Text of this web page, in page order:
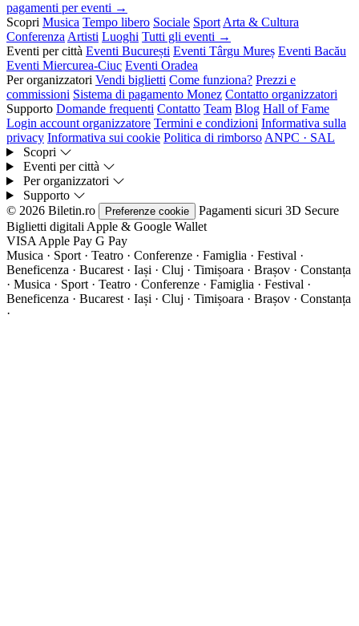
pagamenti per eventi →
Scopri Musica Tempo libero Sociale Sport Arta & Cultura
Conferenza Artisti Luoghi Tutti gli eventi →
Eventi per città Eventi București Eventi Târgu Mureș Eventi Bacău
Eventi Miercurea-Ciuc Eventi Oradea
Per organizzatori Vendi biglietti Come funziona? Prezzi e
commissioni Sistema di pagamento Monez Contatto organizzatori
Supporto Domande frequenti Contatto Team Blog Hall of Fame
Login account organizzatore Termini e condizioni Informativa sulla
privacy Informativa sui cookie Politica di rimborso ANPC · SAL
Scopri
Eventi per città
Per organizzatori
Supporto
© 2026 Biletin.ro
Preferenze cookie Pagamenti sicuri 3D Secure
Biglietti digitali Apple & Google Wallet
VISA Apple Pay G Pay
Musica · Sport · Teatro · Conferenze · Famiglia · Festival ·
Beneficenza · Bucarest · Iași · Cluj · Timișoara · Brașov · Constanța
· Musica · Sport · Teatro · Conferenze · Famiglia · Festival ·
Beneficenza · Bucarest · Iași · Cluj · Timișoara · Brașov · Constanța
·